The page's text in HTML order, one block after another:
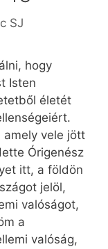
SJ
hogy
Isten
életét
amely vele jött
Órigenész
itt, a földön
jelöl,
valóságot,
a
valóság,